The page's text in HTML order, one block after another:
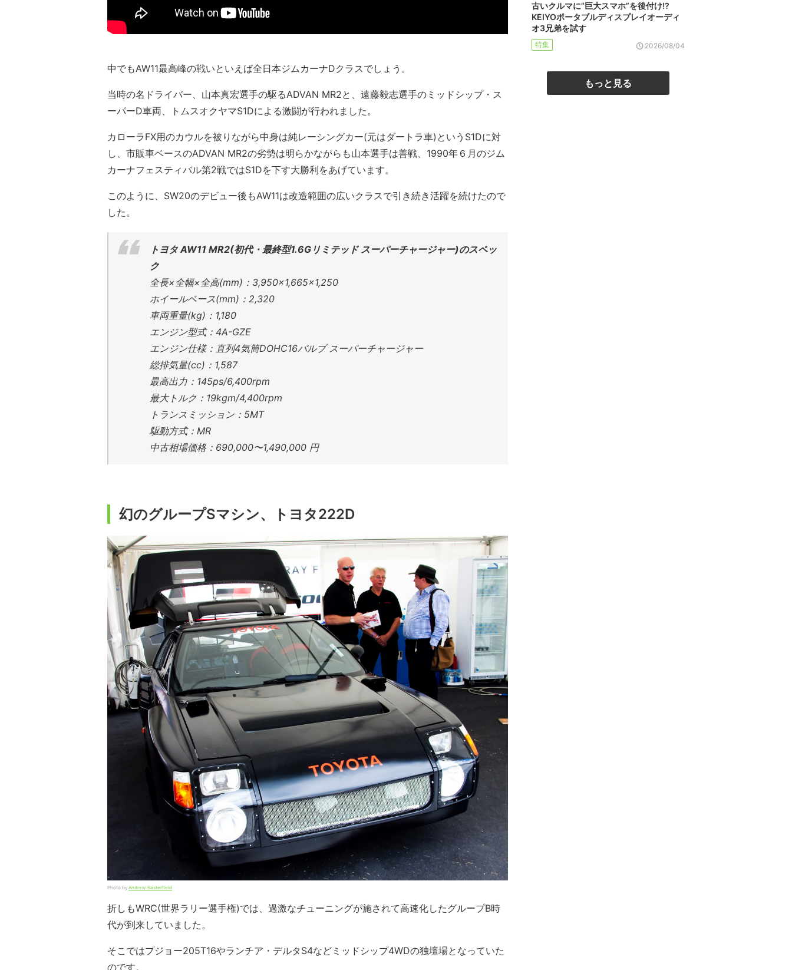
中でもAW11最高峰の戦いといえば全日本ジムカーナDクラスでしょう。
当時の名ドライバー、山本真宏選手の駆るADVAN MR2と、遠藤毅志選手のミッドシップ・ス
ーパーD車両、トムスオクヤマS1Dによる激闘が行われました。
カローラFX用のカウルを被りながら中身は純レーシングカー(元はダートラ車)というS1Dに対
し、市販車ベースのADVAN MR2の劣勢は明らかながらも山本選手は善戦、1990年６月のジム
カーナフェスティバル第2戦ではS1Dを下す大勝利をあげています。
このように、SW20のデビュー後もAW11は改造範囲の広いクラスで引き続き活躍を続けたので
した。
トヨタ AW11 MR2(初代・最終型1.6Gリミテッド スーパーチャージャー)のスペッ
ク
全長×全幅×全高(mm)：3,950×1,665×1,250
ホイールベース(mm)：2,320
車両重量(kg)：1,180
エンジン型式：4A-GZE
エンジン仕様：直列4気筒DOHC16バルブ スーパーチャージャー
総排気量(cc)：1,587
最高出力：145ps/6,400rpm
最大トルク：19kgm/4,400rpm
トランスミッション：5MT
駆動方式：MR
中古相場価格：690,000〜1,490,000 円
幻のグループSマシン、トヨタ222D
Photo by Andrew Basterfield
折しもWRC(世界ラリー選手権)では、過激なチューニングが施されて高速化したグループB時
代が到来していました。
そこではプジョー205T16やランチア・デルタS4などミッドシップ4WDの独壇場となっていた
のです。
古いクルマに“巨大スマホ”を後付け!?
KEIYOポータブルディスプレイオーディ
オ3兄弟を試す
特集 2026/08/04
もっと見る